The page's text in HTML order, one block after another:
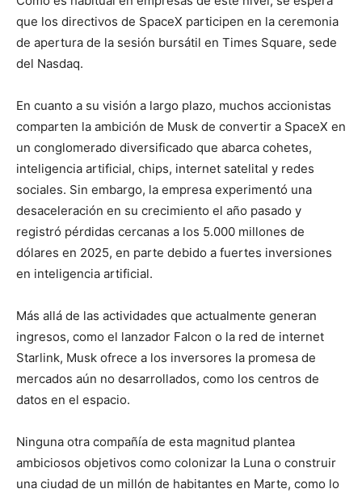
que los directivos de SpaceX participen en la ceremonia
de apertura de la sesión bursátil en Times Square, sede
del Nasdaq.
En cuanto a su visión a largo plazo, muchos accionistas
comparten la ambición de Musk de convertir a SpaceX en
un conglomerado diversificado que abarca cohetes,
inteligencia artificial, chips, internet satelital y redes
sociales. Sin embargo, la empresa experimentó una
desaceleración en su crecimiento el año pasado y
registró pérdidas cercanas a los 5.000 millones de
dólares en 2025, en parte debido a fuertes inversiones
en inteligencia artificial.
Más allá de las actividades que actualmente generan
ingresos, como el lanzador Falcon o la red de internet
Starlink, Musk ofrece a los inversores la promesa de
mercados aún no desarrollados, como los centros de
datos en el espacio.
Ninguna otra compañía de esta magnitud plantea
ambiciosos objetivos como colonizar la Luna o construir
una ciudad de un millón de habitantes en Marte, como lo